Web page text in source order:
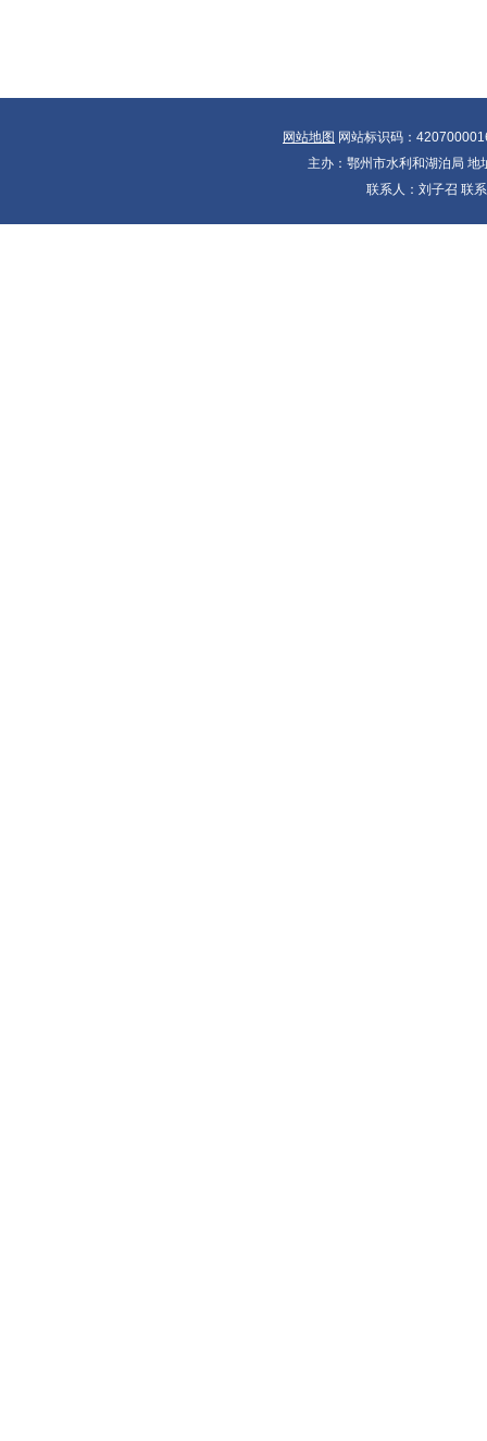
网站地图 网站标识码：
主办：鄂州市水利和湖泊局
联系人：刘子召 联